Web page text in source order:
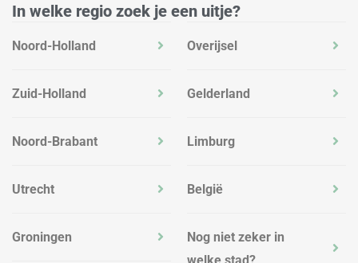
In welke regio zoek je een uitje?
Noord-Holland
Zuid-Holland
Noord-Brabant
Utrecht
Groningen
Overijsel
Gelderland
Limburg
België
Nog niet zeker in
welke stad?